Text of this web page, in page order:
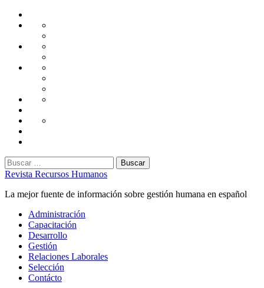
Saltar
Administración
Capacitación
Desarrollo
Gestión
Laborales
Selección
Buscar:
Revista Recursos Humanos
La mejor fuente de información sobre gestión humana en español
Menú
principal
Administración
Capacitación
Desarrollo
Gestión
Relaciones Laborales
Selección
Contácto